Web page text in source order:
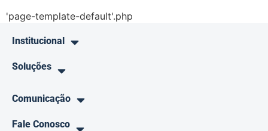
'page-template-default'.php
Institucional
Soluções
Comunicação
Fale Conosco